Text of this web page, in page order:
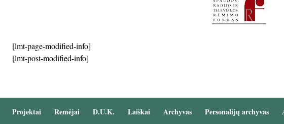
[lmt-page-modified-info]
[lmt-post-modified-info]
Projektai Remėjai D.U.K. Laiškai Archyvas Personalijų archyvas